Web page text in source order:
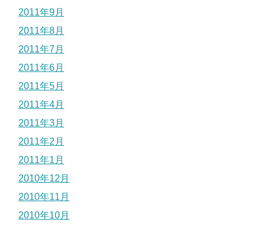
2011年9月
2011年8月
2011年7月
2011年6月
2011年5月
2011年4月
2011年3月
2011年2月
2011年1月
2010年12月
2010年11月
2010年10月